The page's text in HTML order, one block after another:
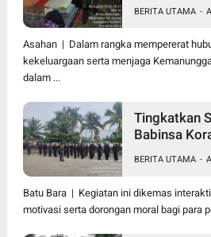
Serahkan
Kepada
BERITA UTAMA -
Asahan | Dalam rangka mempererat
kekeluargaan serta menjaga
dalam ...
Tingkatkan
Babinsa
Wawasan
Pelajar SMA
BERITA UTAMA -
Batu Bara | Kegiatan ini dikemas
motivasi serta dorongan moral bagi para